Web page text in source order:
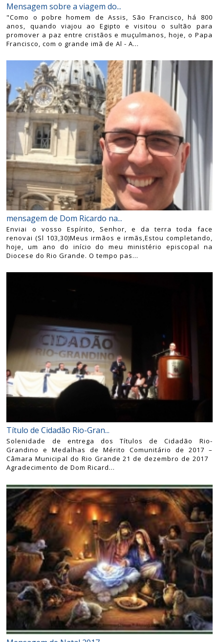
Mensagem sobre a viagem do...
"Como o pobre homem de Assis, São Francisco, há 800
anos, quando viajou ao Egipto e visitou o sultão para
promover a paz entre cristãos e muçulmanos, hoje, o Papa
Francisco, com o grande imã de Al - A...
mensagem de Dom Ricardo na...
Enviai o vosso Espírito, Senhor, e da terra toda face
renovai (Sl 103,30)Meus irmãos e irmãs,Estou completando,
hoje, um ano do início do meu ministério episcopal na
Diocese do Rio Grande. O tempo pas...
Título de Cidadão Rio-Gran...
Solenidade de entrega dos Títulos de Cidadão Rio-
Grandino e Medalhas de Mérito Comunitário de 2017 –
Câmara Municipal do Rio Grande 21 de dezembro de 2017
Agradecimento de Dom Ricard...